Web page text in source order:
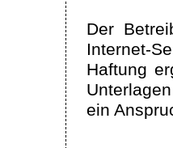
Der
Internet-
Haftung
ein